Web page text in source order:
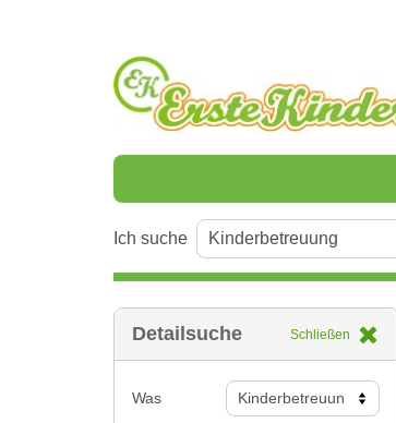
Ich suche
Detailsuche Schließen
Was